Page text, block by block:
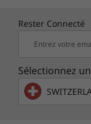
Bilan de
Rester Connecté
Entrez votre
Sélectionnez